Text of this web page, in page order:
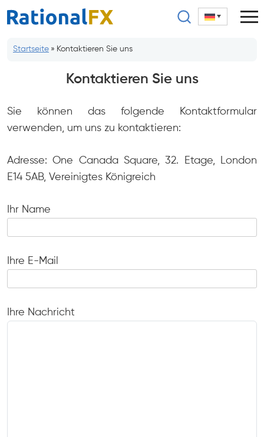
Zum
Inhalt
Startseite » Kontaktieren Sie uns
Kontaktieren Sie uns
Sie können das folgende Kontaktformular
verwenden, um uns zu kontaktieren:
Adresse: One Canada Square, 32. Etage, London
E14 5AB, Vereinigtes Königreich
Ihr Name
Ihre E-Mail
Ihre Nachricht